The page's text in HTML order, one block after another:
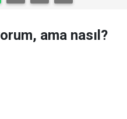
ama nasıl?